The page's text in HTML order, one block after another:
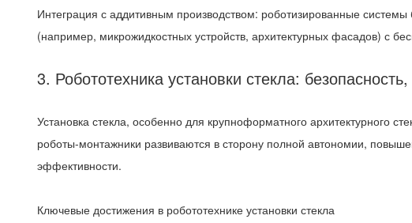
Интеграция с аддитивным производством: роботизированные системы
(например, микрожидкостных устройств, архитектурных фасадов) с
3. Робототехника установки стекла:
Установка стекла, особенно для крупноформатного архитектурного
роботы-монтажники развиваются в сторону полной автономии,
эффективности.
Ключевые достижения в робототехнике установки стекла